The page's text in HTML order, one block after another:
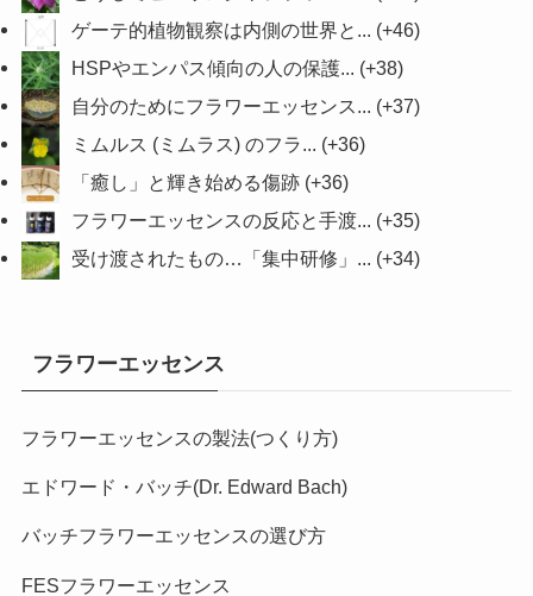
ゲーテ的植物観察は内側の世界と... +46
HSPやエンパス傾向の人の保護... +38
自分のためにフラワーエッセンス... +37
ミムルス (ミムラス) のフラ... +36
「癒し」と輝き始める傷跡 +36
フラワーエッセンスの反応と手渡... +35
受け渡されたもの…「集中研修」... +34
フラワーエッセンス
フラワーエッセンスの製法(つくり方)
エドワード・バッチ(Dr. Edward Bach)
バッチフラワーエッセンスの選び方
FESフラワーエッセンス